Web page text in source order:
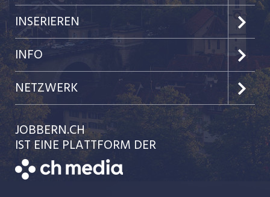
Jobs im Kanton Bern
Jobs in der Stadt Bern
Jobs in der Stadt Biel
Festanstellungen
Temporäre Jobs
Freelance Jobs
INSERIEREN
Preise & Leistungen
Kundenlogin
Einzelinserat disponieren
Schnittstelle
Bewerber-Cockpit
INFO
Team
Ratgeber
AGB
Datenschutzerklärung
NETZWERK
jobbasel.ch
jobmittelland.ch
zentraljob.ch
JOBBERN.CH
IST EINE PLATTFORM DER